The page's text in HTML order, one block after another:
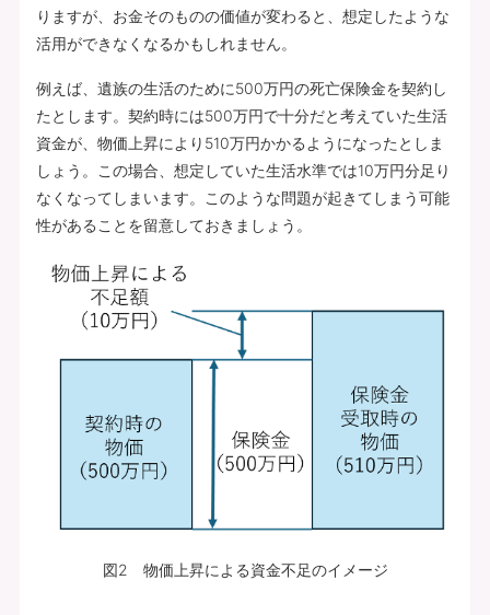
りますが、お金そのものの価値が変わると、想定したような
活用ができなくなるかもしれません。
例えば、遺族の生活のために500万円の死亡保険金を契約し
たとします。契約時には500万円で十分だと考えていた生活
資金が、物価上昇により510万円かかるようになったとしま
しょう。この場合、想定していた生活水準では10万円分足り
なくなってしまいます。このような問題が起きてしまう可能
性があることを留意しておきましょう。
図2 物価上昇による資金不足のイメージ